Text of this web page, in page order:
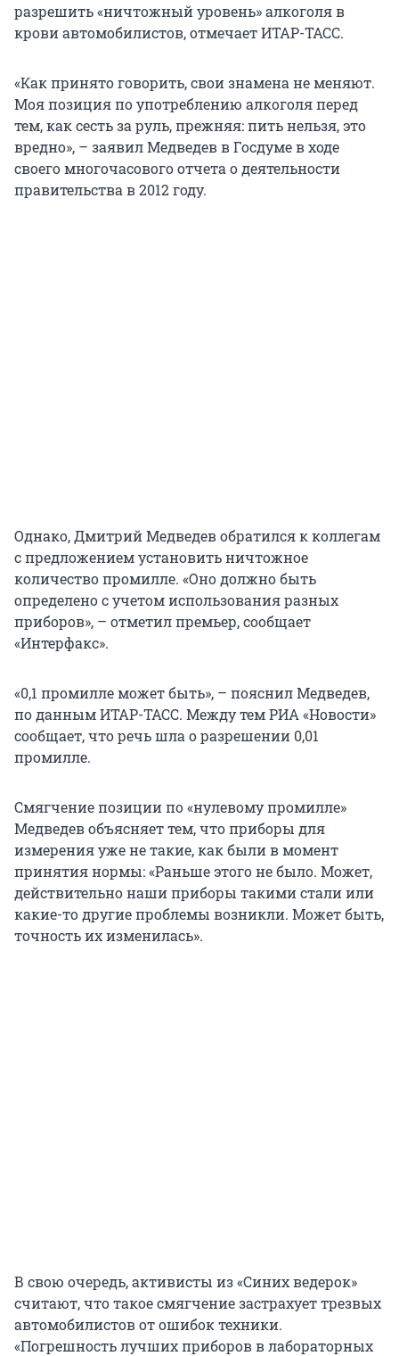
разрешить «ничтожный уровень» алкоголя в
крови автомобилистов, отмечает ИТАР-ТАСС.
«Как принято говорить, свои знамена не меняют.
Моя позиция по употреблению алкоголя перед
тем, как сесть за руль, прежняя: пить нельзя, это
вредно», – заявил Медведев в Госдуме в ходе
своего многочасового отчета о деятельности
правительства в 2012 году.
Однако, Дмитрий Медведев обратился к коллегам
с предложением установить ничтожное
количество промилле. «Оно должно быть
определено с учетом использования разных
приборов», – отметил премьер, сообщает
«Интерфакс».
«0,1 промилле может быть», – пояснил Медведев,
по данным ИТАР-ТАСС. Между тем РИА «Новости»
сообщает, что речь шла о разрешении 0,01
промилле.
Смягчение позиции по «нулевому промилле»
Медведев объясняет тем, что приборы для
измерения уже не такие, как были в момент
принятия нормы: «Раньше этого не было. Может,
действительно наши приборы такими стали или
какие-то другие проблемы возникли. Может быть,
точность их изменилась».
В свою очередь, активисты из «Синих ведерок»
считают, что такое смягчение застрахует трезвых
автомобилистов от ошибок техники.
«Погрешность лучших приборов в лабораторных